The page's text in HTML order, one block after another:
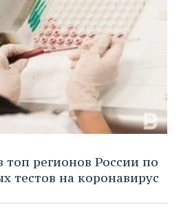
топ регионов России по
тестов на коронавирус